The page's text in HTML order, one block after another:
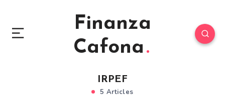
Finanza
Cafona
IRPEF
5 Articles